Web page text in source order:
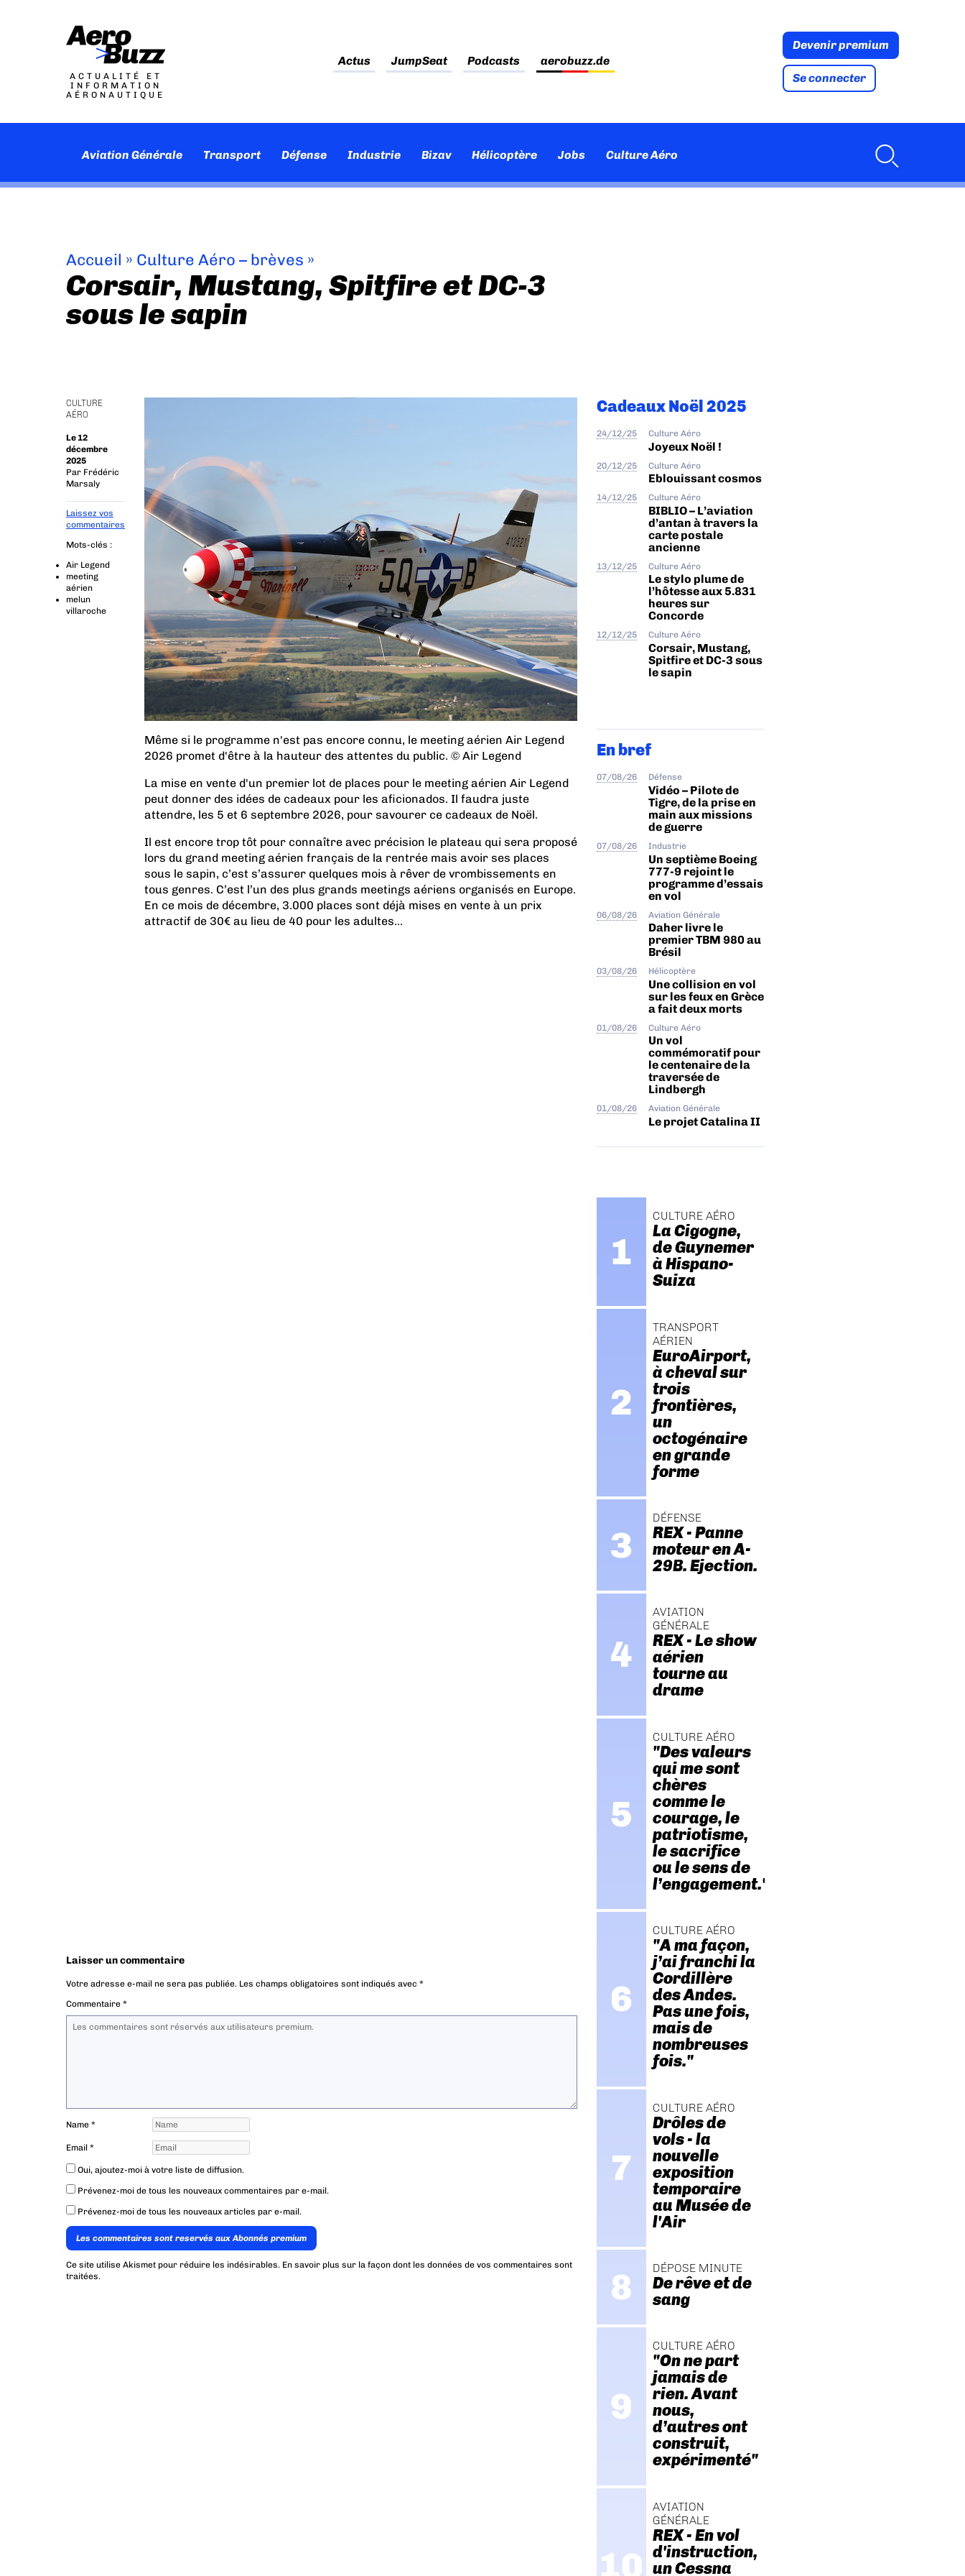
ACTUALITÉ ET
INFORMATION
AÉRONAUTIQUE
Actus JumpSeat Podcasts aerobuzz.de
Devenir premium
Se connecter
Aviation Générale Transport Défense Industrie Bizav Hélicoptère Jobs Culture Aéro
Accueil » Culture Aéro – brèves »
Corsair, Mustang, Spitfire et DC-3
sous le sapin
CULTURE
AÉRO
Le 12
décembre
2025
Par Frédéric
Marsaly
Laissez vos
commentaires
Mots-clés :
Air Legend
meeting
aérien
melun
villaroche
Même si le programme n'est pas encore connu, le meeting aérien Air Legend
2026 promet d'être à la hauteur des attentes du public. © Air Legend
La mise en vente d'un premier lot de places pour le meeting aérien Air Legend
peut donner des idées de cadeaux pour les aficionados. Il faudra juste
attendre, les 5 et 6 septembre 2026, pour savourer ce cadeaux de Noël.
Il est encore trop tôt pour connaître avec précision le plateau qui sera proposé
lors du grand meeting aérien français de la rentrée mais avoir ses places
sous le sapin, c’est s’assurer quelques mois à rêver de vrombissements en
tous genres. C’est l’un des plus grands meetings aériens organisés en Europe.
En ce mois de décembre, 3.000 places sont déjà mises en vente à un prix
attractif de 30€ au lieu de 40 pour les adultes...
Laisser un commentaire
Votre adresse e-mail ne sera pas publiée. Les champs obligatoires sont indiqués avec *
Commentaire *
Name *
Email *
Oui, ajoutez-moi à votre liste de diffusion.
Prévenez-moi de tous les nouveaux commentaires par e-mail.
Prévenez-moi de tous les nouveaux articles par e-mail.
Les commentaires sont reservés aux Abonnés premium
Ce site utilise Akismet pour réduire les indésirables. En savoir plus sur la façon dont les données de vos commentaires sont
traitées.
Cadeaux Noël 2025
24/12/25 Culture Aéro
Joyeux Noël !
20/12/25 Culture Aéro
Eblouissant cosmos
14/12/25 Culture Aéro
BIBLIO – L’aviation
d’antan à travers la
carte postale
ancienne
13/12/25 Culture Aéro
Le stylo plume de
l’hôtesse aux 5.831
heures sur
Concorde
12/12/25 Culture Aéro
Corsair, Mustang,
Spitfire et DC-3 sous
le sapin
En bref
07/08/26 Défense
Vidéo – Pilote de
Tigre, de la prise en
main aux missions
de guerre
07/08/26 Industrie
Un septième Boeing
777-9 rejoint le
programme d’essais
en vol
06/08/26 Aviation Générale
Daher livre le
premier TBM 980 au
Brésil
03/08/26 Hélicoptère
Une collision en vol
sur les feux en Grèce
a fait deux morts
01/08/26 Culture Aéro
Un vol
commémoratif pour
le centenaire de la
traversée de
Lindbergh
01/08/26 Aviation Générale
Le projet Catalina II
CULTURE AÉRO
La Cigogne,
de Guynemer
à Hispano-
Suiza
TRANSPORT
AÉRIEN
EuroAirport,
à cheval sur
trois
frontières,
un
octogénaire
en grande
forme
DÉFENSE
REX - Panne
moteur en A-
29B. Ejection.
AVIATION
GÉNÉRALE
REX - Le show
aérien
tourne au
drame
CULTURE AÉRO
"Des valeurs
qui me sont
chères
comme le
courage, le
patriotisme,
le sacrifice
ou le sens de
l’engagement."
CULTURE AÉRO
"A ma façon,
j’ai franchi la
Cordillère
des Andes.
Pas une fois,
mais de
nombreuses
fois."
CULTURE AÉRO
Drôles de
vols - la
nouvelle
exposition
temporaire
au Musée de
l'Air
DÉPOSE MINUTE
De rêve et de
sang
CULTURE AÉRO
"On ne part
jamais de
rien. Avant
nous,
d’autres ont
construit,
expérimenté"
AVIATION
GÉNÉRALE
REX - En vol
d'instruction,
un Cessna